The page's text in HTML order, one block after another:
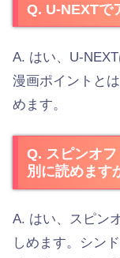
Q. U-NEXTで
A. はい、U-
漫画ポイントと
めます。
Q. スピンオ
別に読めます
A. はい、スピン
しめます。シン